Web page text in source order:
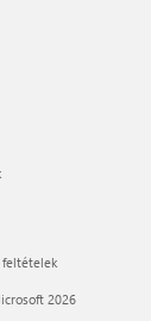
feltételek
2026